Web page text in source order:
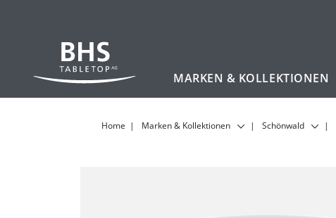
MARKEN & KOLLEKTIONEN
Home Marken & Kollektionen Schönwald